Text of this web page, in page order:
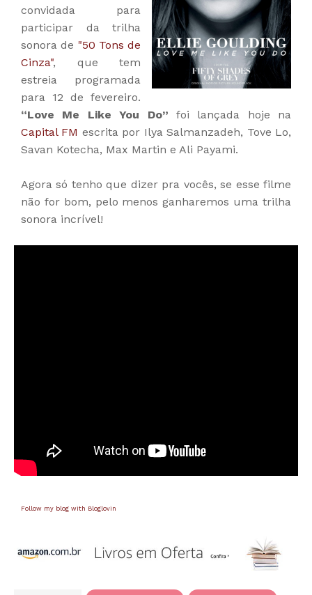
convidada para
participar da trilha
sonora de "50 Tons de
Cinza", que tem
estreia programada
para 12 de fevereiro.
“Love Me Like You Do” foi lançada hoje na
Capital FM escrita por Ilya Salmanzadeh, Tove Lo,
Savan Kotecha, Max Martin e Ali Payami.
Agora só tenho que dizer pra vocês, se esse filme
não for bom, pelo menos ganharemos uma trilha
sonora incrível!
Follow my blog with Bloglovin